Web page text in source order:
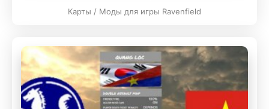
Карты / Моды для игры Ravenfield